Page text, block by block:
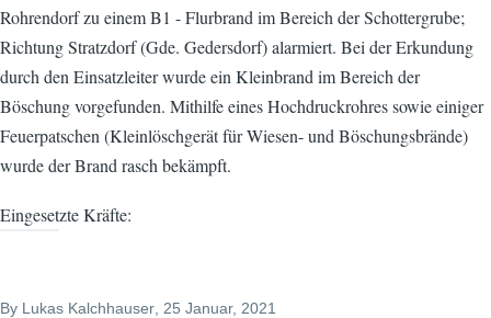
Rohrendorf zu einem B1 - Flurbrand im Bereich der Schottergrube;
Richtung Stratzdorf (Gde. Gedersdorf) alarmiert. Bei der Erkundung
durch den Einsatzleiter wurde ein Kleinbrand im Bereich der
Böschung vorgefunden. Mithilfe eines Hochdruckrohres sowie einiger
Feuerpatschen (Kleinlöschgerät für Wiesen- und Böschungsbrände)
wurde der Brand rasch bekämpft.
Eingesetzte Kräfte:
By Lukas Kalchhauser , 25 Januar, 2021